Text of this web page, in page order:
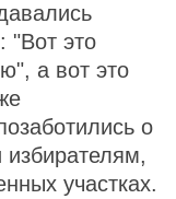
"Вот это
а вот это
о
участках.